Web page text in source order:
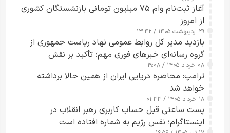
آغاز ثبت‌نام وام ۷۵ میلیون تومانی بازنشستگان کشوری
از امروز
۲۹ اردیبهشت ۱۴۰۵ / ۱۳:۴۲
بازدید مدیر کل روابط عمومی نهاد ریاست جمهوری از
گروه رسانه‌ای خبرهای فوری مهم؛ تأکید بر نقش
رسانه‌های هوشمند و مسئول در ارتقای آگاهی عمومی
۰۸ خرداد ۱۴۰۵ / ۱۹:۰۸
ترامپ: محاصره دریایی ایران از همین حالا برداشته
خواهد شد
۱۸ خرداد ۱۴۰۵ / ۰۱:۳۳
پست ساعتی قبل حساب کاربری رهبر انقلاب در
اینستاگرام؛ نفس رژیم به شماره افتاده است​